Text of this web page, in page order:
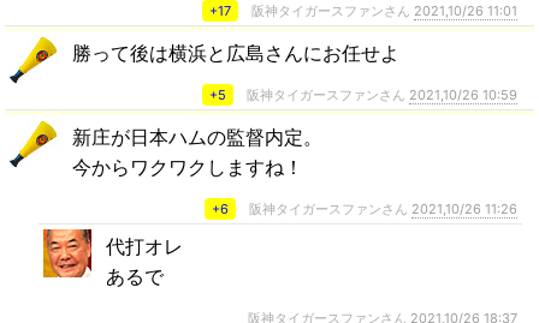
+17 阪神タイガースファンさん 2021,10/26 11:01
勝って後は横浜と広島さんにお任せよ
+5 阪神タイガースファンさん 2021,10/26 10:59
新庄が日本ハムの監督内定。
今からワクワクしますね！
+6 阪神タイガースファンさん 2021,10/26 11:26
代打オレ
あるで
阪神タイガースファンさん 2021,10/26 18:37